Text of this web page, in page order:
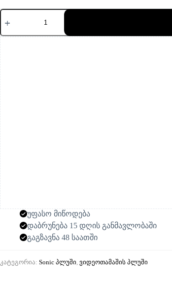
რაოდენობა:
Sonic
ბრელოკი
პლუშში
უფასო მიწოდება
დაბრუნება 15 დღის განმავლობაში
გაგზავნა 48 საათში
კატეგორია: Sonic პლუში, ვიდეოთამაშის პლუში